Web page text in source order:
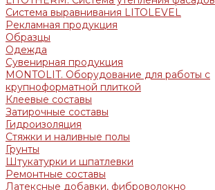
Система выравнивания LITOLEVEL
Рекламная продукция
Образцы
Одежда
Сувенирная продукция
MONTOLIT. Оборудование для работы с
крупноформатной плиткой
Клеевые составы
Затирочные составы
Гидроизоляция
Стяжки и наливные полы
Грунты
Штукатурки и шпатлевки
Ремонтные составы
Латексные добавки, фиброволокно